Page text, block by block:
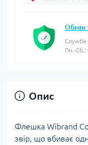
Обмін
Служба
Пн.-Сб.:
Опис
Флешка Wibrand
звір, що вбиває